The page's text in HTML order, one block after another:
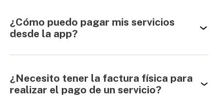
¿Cómo puedo pagar mis servicios
desde la app?
¿Necesito tener la factura física para
realizar el pago de un servicio?